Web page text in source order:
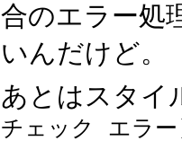
合のエラー処
いんだけど。
あとはスタイ
チェック エラ